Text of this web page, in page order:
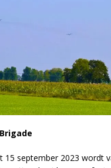
15 september 2023 wordt